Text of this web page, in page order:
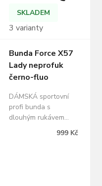
SKLADEM
3 varianty
Bunda Force X57
Lady neprofuk
černo-fluo
DÁMSKÁ sportovní
profi bunda s
dlouhým rukávem
celorozepínací zip,
999 Kč